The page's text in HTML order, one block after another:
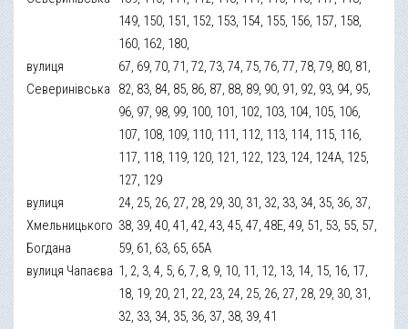
149, 150, 151, 152, 153, 154, 155, 156, 157, 158,
160, 162, 180,
вулиця
Северинівська
67, 69, 70, 71, 72, 73, 74, 75, 76, 77, 78, 79, 80, 81,
82, 83, 84, 85, 86, 87, 88, 89, 90, 91, 92, 93, 94, 95,
96, 97, 98, 99, 100, 101, 102, 103, 104, 105, 106,
107, 108, 109, 110, 111, 112, 113, 114, 115, 116,
117, 118, 119, 120, 121, 122, 123, 124, 124А, 125,
127, 129
вулиця
Хмельницького
Богдана
24, 25, 26, 27, 28, 29, 30, 31, 32, 33, 34, 35, 36, 37,
38, 39, 40, 41, 42, 43, 45, 47, 48Е, 49, 51, 53, 55, 57,
59, 61, 63, 65, 65А
вулиця Чапаєва 1, 2, 3, 4, 5, 6, 7, 8, 9, 10, 11, 12, 13, 14, 15, 16, 17,
18, 19, 20, 21, 22, 23, 24, 25, 26, 27, 28, 29, 30, 31,
32, 33, 34, 35, 36, 37, 38, 39, 41